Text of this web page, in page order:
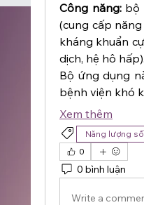
Công năng: bộ
(cung cấp
kháng khuẩn
dịch, hệ hô hấp).
Bộ ứng dụng
bệnh viện khó
Xem thêm
Năng lượng số
0
0 bình luận
Write a